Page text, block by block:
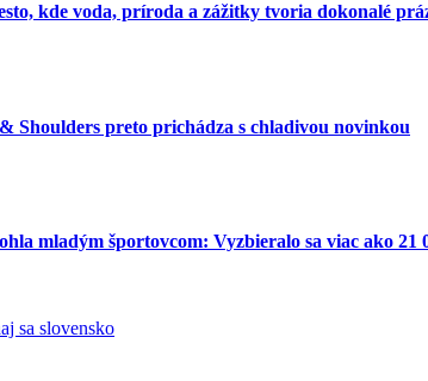
kde voda, príroda a zážitky tvoria dokonalé
Shoulders preto prichádza s chladivou novinkou
mladým športovcom: Vyzbieralo sa viac ako 21
sa slovensko